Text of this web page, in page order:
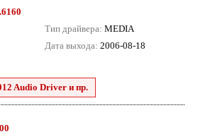
Тип драйвера: MEDIA
Дата выхода: 2006-08-18
Audio Driver и пр.